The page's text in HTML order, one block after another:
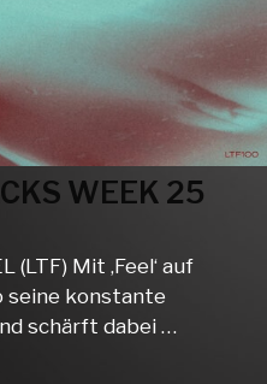
WEEK 25
(LTF) Mit ‚Feel‘ auf
seine konstante
schärft dabei …